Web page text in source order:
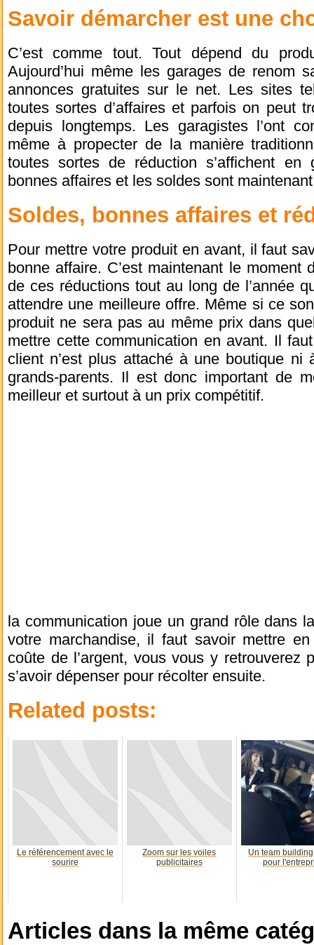
Savoir démarcher est une
C’est comme tout. Tout dépend du
Aujourd’hui même les garages de renom
annonces gratuites sur le net. Les sites
toutes sortes d’affaires et parfois on peut
depuis longtemps. Les garagistes l’ont
même à propecter de la manière
toutes sortes de réduction s’affichent
bonnes affaires et les soldes sont
Soldes, bonnes affaires et
Pour mettre votre produit en avant, il faut
bonne affaire. C’est maintenant le moment
de ces réductions tout au long de l’année
attendre une meilleure offre. Même si ce
produit ne sera pas au même prix dans
mettre cette communication en avant. Il faut
client n’est plus attaché à une boutique ni
grands-parents. Il est donc important de
meilleur et surtout à un prix compétitif.
la communication joue un grand rôle dans
votre marchandise, il faut savoir mettre
coûte de l’argent, vous vous y
s’avoir dépenser pour récolter ensuite.
Related posts:
Le référencement avec le
sourire
Zoom sur les voiles
publicitaires
Un team
pour
Articles dans la même